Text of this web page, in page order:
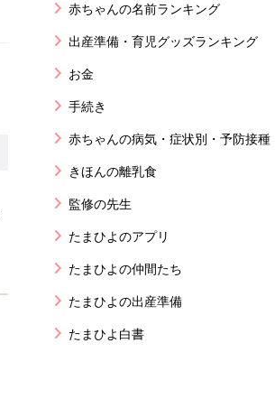
赤ちゃんの名前ランキング
出産準備・育児グッズランキング
お金
手続き
赤ちゃんの病気・症状別・予防接種
きほんの離乳食
監修の先生
たまひよのアプリ
たまひよの仲間たち
たまひよの出産準備
たまひよ白書